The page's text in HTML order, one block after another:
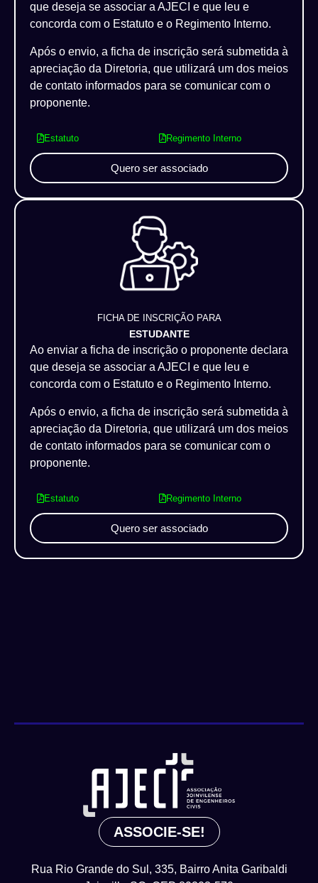
que deseja se associar a AJECI e que leu e
concorda com o Estatuto e o Regimento Interno.
Após o envio, a ficha de inscrição será submetida à
apreciação da Diretoria, que utilizará um dos meios
de contato informados para se comunicar com o
proponente.
Estatuto Regimento Interno
Quero ser associado
FICHA DE INSCRIÇÃO PARA
ESTUDANTE
Ao enviar a ficha de inscrição o proponente declara
que deseja se associar a AJECI e que leu e
concorda com o Estatuto e o Regimento Interno.
Após o envio, a ficha de inscrição será submetida à
apreciação da Diretoria, que utilizará um dos meios
de contato informados para se comunicar com o
proponente.
Estatuto Regimento Interno
Quero ser associado
ASSOCIE-SE!
Rua Rio Grande do Sul, 335, Bairro Anita Garibaldi